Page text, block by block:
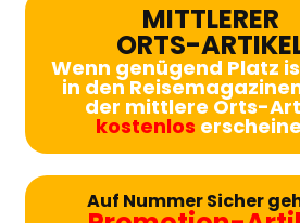
MITTLERER
ORTS-
Wenn genügend Platz
in den
der mittlere Orts-
kostenlos
Auf Nummer Sicher